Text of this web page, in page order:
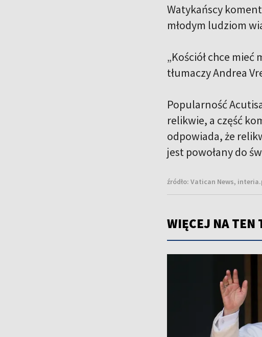
Watykańscy
młodym ludziom
„Kościół chce
tłumaczy Andrea
Popularność
relikwie, a część
odpowiada, że
jest powołany do
źródło: Vatican News,
WIĘCEJ NA TEN